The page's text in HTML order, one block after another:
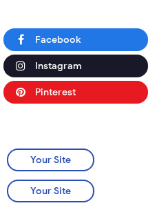
Facebook
Instagram
Pinterest
Your Site
Your Site